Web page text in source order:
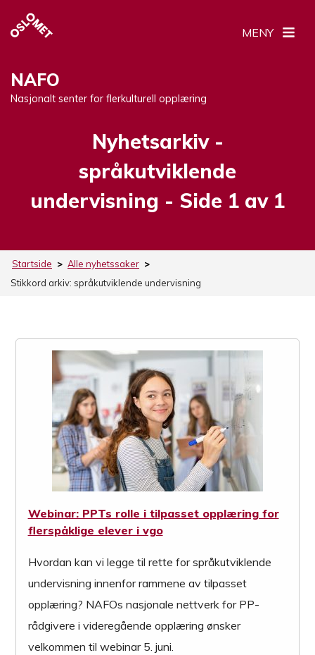
NAFO
Nasjonalt senter for flerkulturell opplæring
MENY
Nyhetsarkiv -
språkutviklende
undervisning - Side 1 av 1
Startside > Alle nyhetssaker >
Stikkord arkiv: språkutviklende undervisning
Webinar: PPTs rolle i tilpasset opplæring for
flerspåklige elever i vgo
Hvordan kan vi legge til rette for språkutviklende
undervisning innenfor rammene av tilpasset
opplæring? NAFOs nasjonale nettverk for PP-
rådgivere i videregående opplæring ønsker
velkommen til webinar 5. juni.